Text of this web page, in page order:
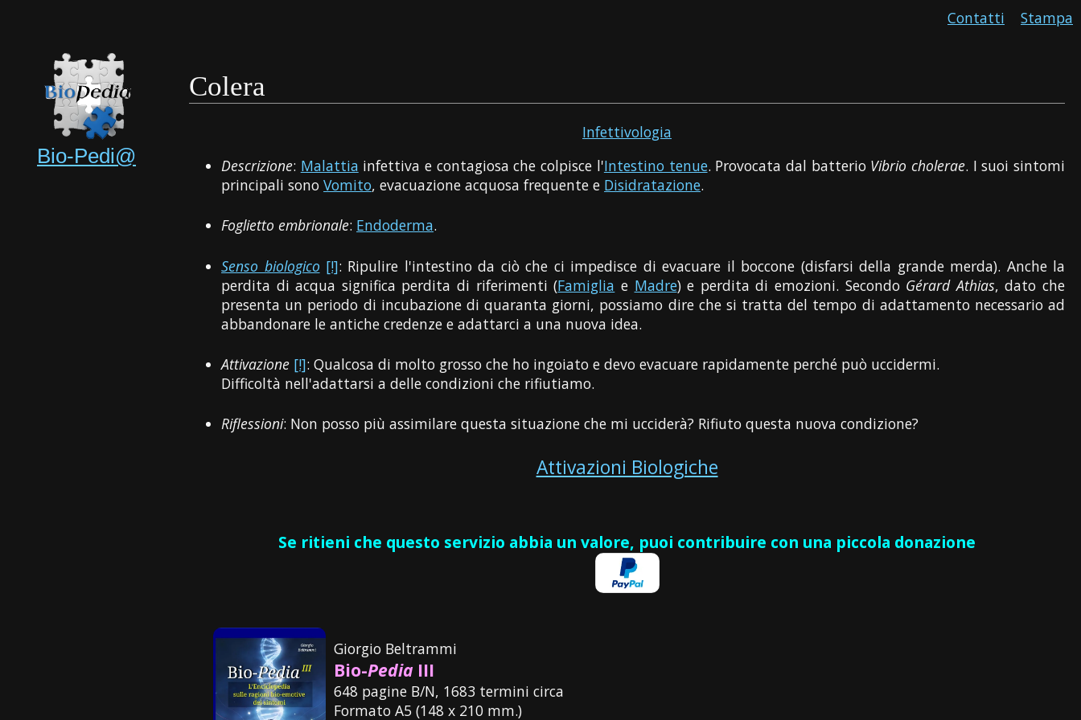
Stampa
Contatti
Bio-Pedi@
Colera
Infettivologia
Descrizione: Malattia infettiva e contagiosa che colpisce l'Intestino tenue. Provocata dal batterio Vibrio cholerae. I suoi sintomi
principali sonoVomito, evacuazione acquosa frequente e Disidratazione.
Foglietto embrionale: Endoderma.
Senso biologico [!]: Ripulire l'intestino da ciò che ci impedisce di evacuare il boccone (disfarsi della grande merda). Anche la
perdita di acqua significa perdita di riferimenti (Famiglia e Madre) e perdita di emozioni. Secondo Gérard Athias, dato che
presenta un periodo di incubazione di quaranta giorni, possiamo dire che si tratta del tempo di adattamento necessario ad
abbandonare le antiche credenze e adattarci a una nuova idea.
Attivazione [!]: Qualcosa di molto grosso che ho ingoiato e devo evacuare rapidamente perché può uccidermi.
Difficoltà nell'adattarsi a delle condizioni che rifiutiamo.
Riflessioni: Non posso più assimilare questa situazione che mi ucciderà? Rifiuto questa nuova condizione?
Attivazioni Biologiche
Se ritieni che questo servizio abbia un valore, puoi contribuire con una piccola donazione
Giorgio Beltrammi
Bio-Pedia III
648 pagine B/N, 1683 termini circa
Formato A5 (148 x 210 mm.)